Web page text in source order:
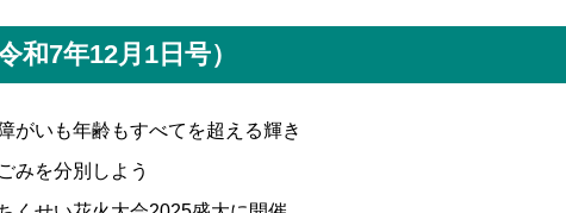
和7年12月1日号）
がいも年齢もすべてを超える輝き
みを分別しよう